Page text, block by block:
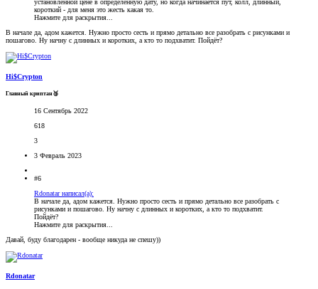
короткий - для меня это жесть какая то.
Нажмите для раскрытия...
В начале да, адом кажется. Нужно просто сесть и прямо детально все разобрать с рисунками и
пошагово. Ну начну с длинных и коротких, а кто то подхватит. Пойдёт?
Hi$Crypton
Главный криптан🥉
16 Сентябрь 2022
618
3
3 Февраль 2023
#6
Rdonatar написал(а):
В начале да, адом кажется. Нужно просто сесть и прямо детально все разобрать с
рисунками и пошагово. Ну начну с длинных и коротких, а кто то подхватит.
Пойдёт?
Нажмите для раскрытия...
Давай, буду благодарен - вообще никуда не спешу))
Rdonatar